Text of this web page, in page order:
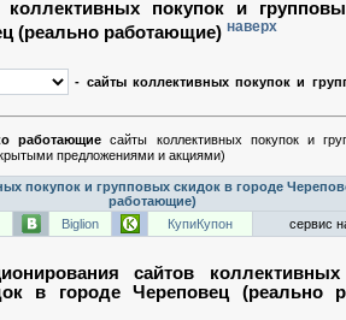
коллективных покупок и
(реально работающие) наверх
- сайты коллективных покупок и
работающие сайты коллективных покупок и
предложениями и акциями)
покупок и групповых скидок в городе
работающие)
Biglion КупиКупон сервис
сайтов
в городе Череповец (реально